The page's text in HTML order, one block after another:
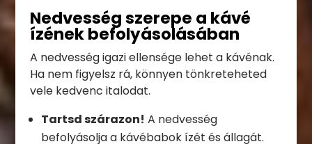
Nedvesség szerepe a kávé
ízének befolyásolásában
A nedvesség igazi ellensége lehet a kávénak.
Ha nem figyelsz rá, könnyen tönkreteheted
vele kedvenc italodat.
Tartsd szárazon! A nedvesség
befolyásolja a kávébabok ízét és állagát.